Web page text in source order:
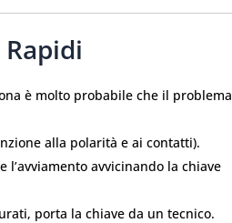
è molto probabile che il problema
alla polarità e ai contatti).
avvicinando la chiave
porta la chiave da un tecnico.